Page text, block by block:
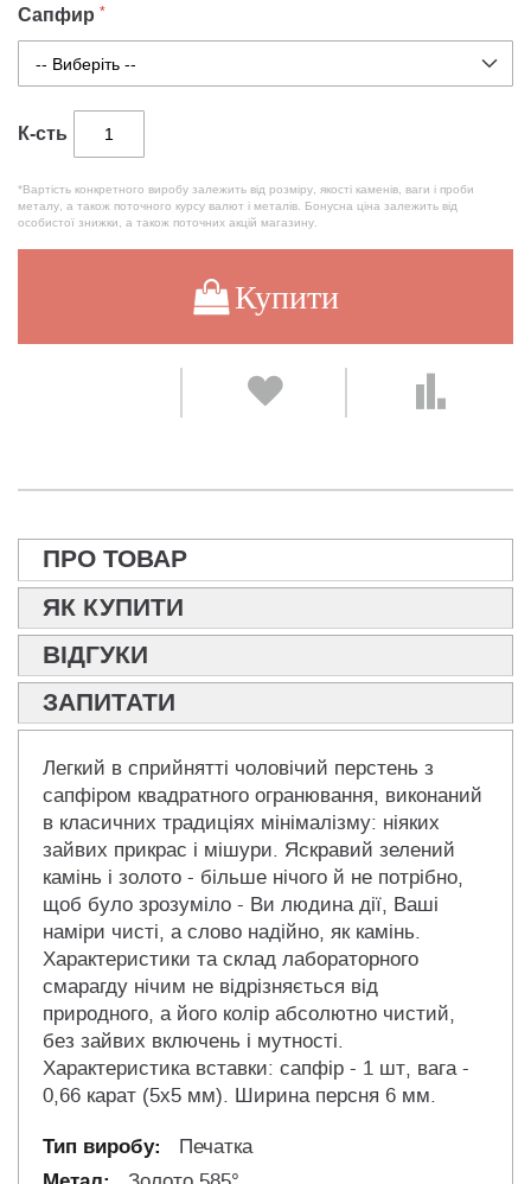
Сапфир
К-сть
*Вартість конкретного виробу залежить від розміру, якості каменів, ваги і проби
металу, а також поточного курсу валют і металів. Бонусна ціна залежить від
особистої знижки, а також поточних акцій магазину.
Купити
ПРО ТОВАР
ЯК КУПИТИ
ВІДГУКИ
ЗАПИТАТИ
Легкий в сприйнятті чоловічий перстень з
сапфіром квадратного огранювання, виконаний
в класичних традиціях мінімалізму: ніяких
зайвих прикрас і мішури. Яскравий зелений
камінь і золото - більше нічого й не потрібно,
щоб було зрозуміло - Ви людина дії, Ваші
наміри чисті, а слово надійно, як камінь.
Характеристики та склад лабораторного
смарагду нічим не відрізняється від
природного, а його колір абсолютно чистий,
без зайвих включень і мутності.
Характеристика вставки: сапфір - 1 шт, вага -
0,66 карат (5х5 мм). Ширина персня 6 мм.
Печатка